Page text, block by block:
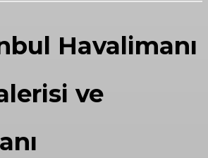
Havalimanı
ve